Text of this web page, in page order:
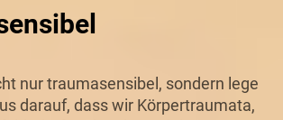
nur traumasensibel, sondern lege
darauf, dass wir Körpertraumata,